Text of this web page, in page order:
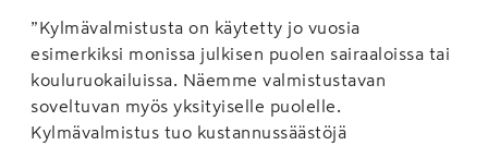
”Kylmävalmistusta on käytetty jo vuosia
esimerkiksi monissa julkisen puolen sairaaloissa tai
kouluruokailuissa. Näemme valmistustavan
soveltuvan myös yksityiselle puolelle.
Kylmävalmistus tuo kustannussäästöjä